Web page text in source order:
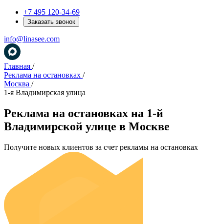
+7 495 120-34-69
Заказать звонок
info@linasee.com
Главная /
Реклама на остановках /
Москва /
1-я Владимирская улица
Реклама на остановках на 1-й
Владимирской улице в Москве
Получите новых клиентов за счет рекламы на остановках